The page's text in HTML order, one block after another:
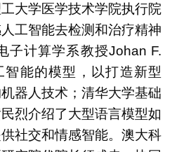
大学医学技术学院执行院
工智能去检测和治疗精神
子计算学系教授Johan F.
能的模型，以打造新型
器人技术；清华大学基础
烈介绍了大型语言模型如
社交和情感智能。澳大科